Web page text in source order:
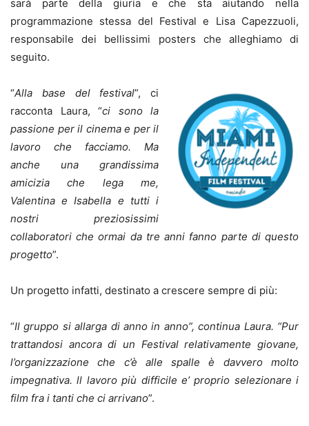
sarà parte della giuria e che sta aiutando nella
programmazione stessa del Festival e Lisa Capezzuoli,
responsabile dei bellissimi posters che alleghiamo di
seguito.
“Alla base del festival”, ci
racconta Laura, “ci sono la
passione per il cinema e per il
lavoro che facciamo. Ma
anche una grandissima
amicizia che lega me,
Valentina e Isabella e tutti i
nostri preziosissimi
collaboratori che ormai da tre anni fanno parte di questo
progetto”.
Un progetto infatti, destinato a crescere sempre di più:
“Il gruppo si allarga di anno in anno”, continua Laura. “Pur
trattandosi ancora di un Festival relativamente giovane,
l’organizzazione che c’è alle spalle è davvero molto
impegnativa. ll lavoro più difficile e’ proprio selezionare i
film fra i tanti che ci arrivano”.